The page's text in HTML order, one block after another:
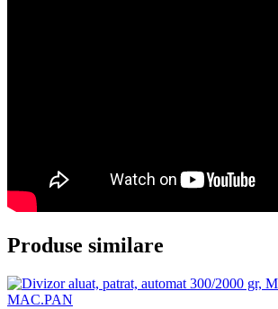
Produse similare